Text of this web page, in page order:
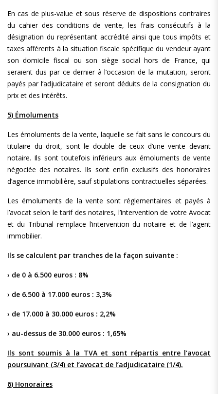
En cas de plus-value et sous réserve de dispositions contraires
du cahier des conditions de vente, les frais consécutifs à la
désignation du représentant accrédité ainsi que tous impôts et
taxes afférents à la situation fiscale spécifique du vendeur ayant
son domicile fiscal ou son siège social hors de France, qui
seraient dus par ce dernier à l’occasion de la mutation, seront
payés par l’adjudicataire et seront déduits de la consignation du
prix et des intérêts.
5) Émoluments
Les émoluments de la vente, laquelle se fait sans le concours du
titulaire du droit, sont le double de ceux d’une vente devant
notaire. Ils sont toutefois inférieurs aux émoluments de vente
négociée des notaires. Ils sont enfin exclusifs des honoraires
d’agence immobilière, sauf stipulations contractuelles séparées.
Les émoluments de la vente sont réglementaires et payés à
l’avocat selon le tarif des notaires, l’intervention de votre Avocat
et du Tribunal remplace l’intervention du notaire et de l’agent
immobilier.
Ils se calculent par tranches de la façon suivante :
› de 0 à 6.500 euros : 8%
› de 6.500 à 17.000 euros : 3,3%
› de 17.000 à 30.000 euros : 2,2%
› au-dessus de 30.000 euros : 1,65%
Ils sont soumis à la TVA et sont répartis entre l’avocat
poursuivant (3/4) et l’avocat de l’adjudicataire (1/4).
6) Honoraires